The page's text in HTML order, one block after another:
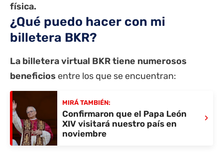
física.
¿Qué puedo hacer con mi
billetera BKR?
La billetera virtual BKR tiene numerosos
beneficios entre los que se encuentran:
MIRÁ TAMBIÉN:
Confirmaron que el Papa León
XIV visitará nuestro país en
noviembre
›